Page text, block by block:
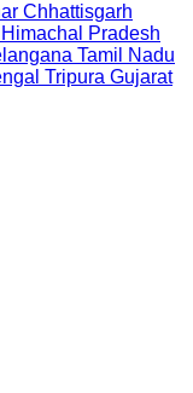
Chhattisgarh
Himachal Pradesh
Tamil Nadu
Tripura Gujarat